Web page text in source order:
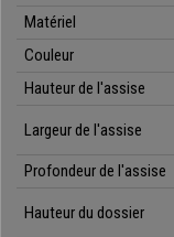
•Support lombaire
• Grand confort, adapté
• Revêtement en maille
Assise avec un
• Roulettes pour tout
•Accoudoirs 2D avec
Matériel
Couleur
Hauteur de l'assise
Largeur de l'assise
Profondeur de l'assise
Hauteur du dossier